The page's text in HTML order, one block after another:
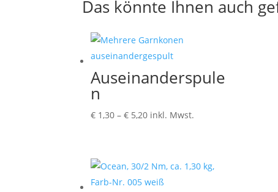
Das könnte Ihnen auch
Auseinanderspule
n
€ 1,30 –€ 5,20Preisspanne:
€ 5,20
inkl. Mwst.